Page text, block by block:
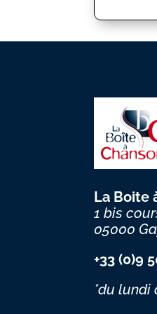
La Boite
1 bis
05000
+33 (0)9
*du